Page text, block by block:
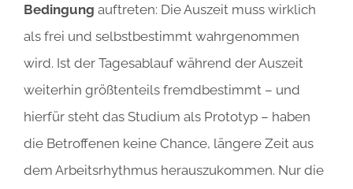
Bedingung auftreten: Die Auszeit muss wirklich
als frei und selbstbestimmt wahrgenommen
wird. Ist der Tagesablauf während der Auszeit
weiterhin größtenteils fremdbestimmt – und
hierfür steht das Studium als Prototyp – haben
die Betroffenen keine Chance, längere Zeit aus
dem Arbeitsrhythmus herauszukommen. Nur die